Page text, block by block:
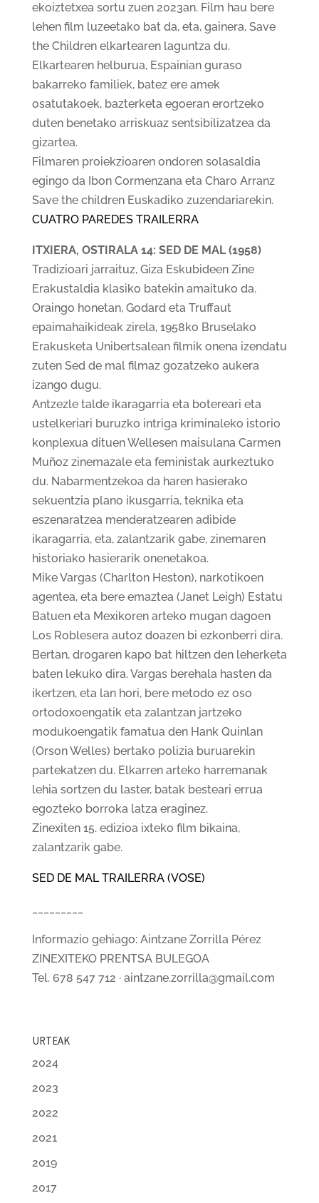
ekoiztetxea sortu zuen 2023an. Film hau bere
lehen film luzeetako bat da, eta, gainera, Save
the Children elkartearen laguntza du.
Elkartearen helburua, Espainian guraso
bakarreko familiek, batez ere amek
osatutakoek, bazterketa egoeran erortzeko
duten benetako arriskuaz sentsibilizatzea da
gizartea.
Filmaren proiekzioaren ondoren solasaldia
egingo da Ibon Cormenzana eta Charo Arranz
Save the children Euskadiko zuzendariarekin.
CUATRO PAREDES TRAILERRA
ITXIERA, OSTIRALA 14: SED DE MAL (1958)
Tradizioari jarraituz, Giza Eskubideen Zine
Erakustaldia klasiko batekin amaituko da.
Oraingo honetan, Godard eta Truffaut
epaimahaikideak zirela, 1958ko Bruselako
Erakusketa Unibertsalean filmik onena izendatu
zuten Sed de mal filmaz gozatzeko aukera
izango dugu.
Antzezle talde ikaragarria eta botereari eta
ustelkeriari buruzko intriga kriminaleko istorio
konplexua dituen Wellesen maisulana Carmen
Muñoz zinemazale eta feministak aurkeztuko
du. Nabarmentzekoa da haren hasierako
sekuentzia plano ikusgarria, teknika eta
eszenaratzea menderatzearen adibide
ikaragarria, eta, zalantzarik gabe, zinemaren
historiako hasierarik onenetakoa.
Mike Vargas (Charlton Heston), narkotikoen
agentea, eta bere emaztea (Janet Leigh) Estatu
Batuen eta Mexikoren arteko mugan dagoen
Los Roblesera autoz doazen bi ezkonberri dira.
Bertan, drogaren kapo bat hiltzen den leherketa
baten lekuko dira. Vargas berehala hasten da
ikertzen, eta lan hori, bere metodo ez oso
ortodoxoengatik eta zalantzan jartzeko
modukoengatik famatua den Hank Quinlan
(Orson Welles) bertako polizia buruarekin
partekatzen du. Elkarren arteko harremanak
lehia sortzen du laster, batak besteari errua
egozteko borroka latza eraginez.
Zinexiten 15. edizioa ixteko film bikaina,
zalantzarik gabe.
SED DE MAL TRAILERRA (VOSE)
Informazio gehiago: Aintzane Zorrilla Pérez
ZINEXITEKO PRENTSA BULEGOA
Tel. 678 547 712 · aintzane.zorrilla@gmail.com
URTEAK
2024
2023
2022
2021
2019
2017